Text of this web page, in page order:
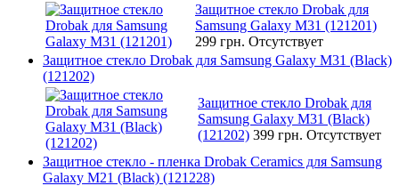
Защитное стекло Drobak для
Samsung Galaxy М31 (121201)
299 грн. Отсутствует
Защитное стекло Drobak для Samsung Galaxy М31 (Black)
(121202)
Защитное стекло Drobak для
Samsung Galaxy М31 (Black)
(121202) 399 грн. Отсутствует
Защитное стекло - пленка Drobak Ceramics для Samsung
Galaxy M21 (Black) (121228)